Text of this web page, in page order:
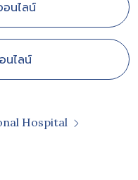
นไลน์
นไลน์
Hospital